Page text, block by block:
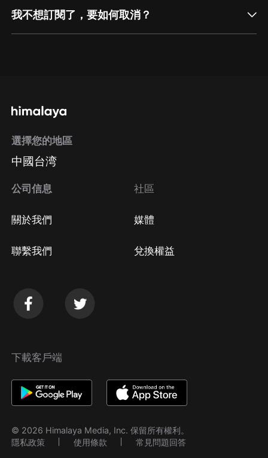
我不想訂閱了，要如何取消？
方法 Google Play取消訂閱方法
選擇您的地區
中國台湾
公司信息
關於我們
聯繫我們
社區
媒體
兌換權益
下載客戶端
© 2026 Himalaya Media, Inc. 保留所有權利。
隱私政策
使用條款 常見問題回答